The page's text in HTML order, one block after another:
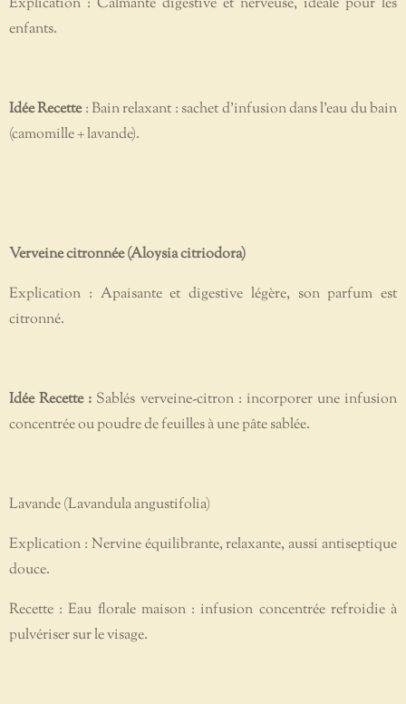
Explication : Calmante digestive et nerveuse, idéale pour les
enfants.
Idée Recette: Bain relaxant : sachet d’infusion dans l’eau du bain
(camomille + lavande).
Verveine citronnée (Aloysia citriodora)
Explication : Apaisante et digestive légère, son parfum est
citronné.
Idée Recette : Sablés verveine-citron : incorporer une infusion
concentrée ou poudre de feuilles à une pâte sablée.
Lavande (Lavandula angustifolia)
Explication : Nervine équilibrante, relaxante, aussi antiseptique
douce.
Recette : Eau florale maison : infusion concentrée refroidie à
pulvériser sur le visage.